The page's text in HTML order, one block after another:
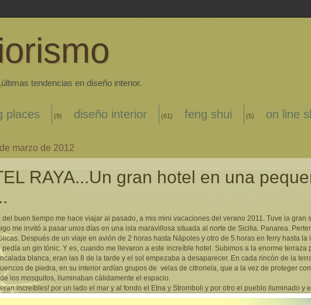
tendencias en diseño interior.
places (9) diseño interior (61) feng shui (5) on line
marzo de 2012
RAYA...Un gran hotel en una
del buen tiempo me hace viajar al pasado, a mis mini vacaciones del verano 2011. Tuve la gran
me invitó a pasar unos días en una isla maravillosa situada al norte de Sicilia. Panarea.
Después de un viaje en avión de 2 horas hasta Nápoles y otro de 5 horas en ferry hasta la
pedía un gin tónic. Y es, cuando me llevaron a este increíble hotel. Subimos a la enorme terraza
blanca, eran las 8 de la tarde y el sol empezaba a desaparecer. En cada rincón de la
de piedra, en su interior ardían grupos de velas de citronela, que a la vez de proteger
los mosquitos, iluminaban cálidamente el espacio.
eran increíbles! por un lado el mar y al fondo el Etna y Stromboli y por otro el pueblo iluminado y